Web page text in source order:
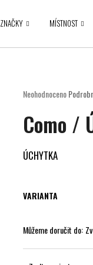
ZNAČKY MÍSTNOST
Průměrné
produktu
je
z
5
Neohodnoceno
Como /
ÚCHYTKA
VARIANTA
Můžeme doručit do: